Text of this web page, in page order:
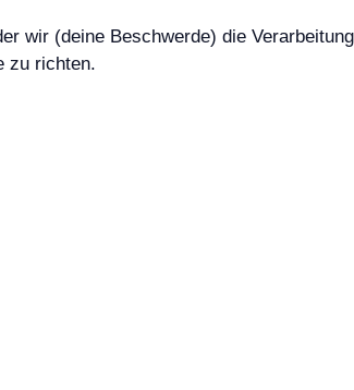
wir (deine Beschwerde) die
zu richten.